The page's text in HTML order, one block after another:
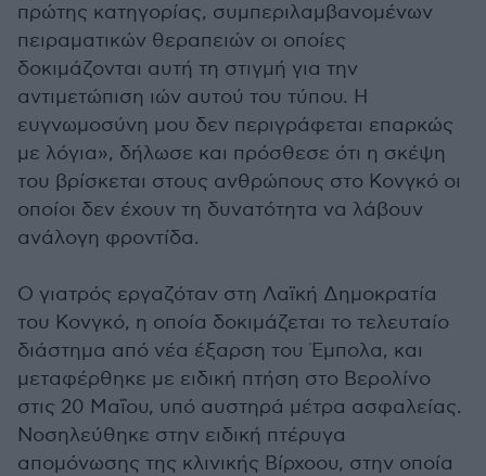
πρώτης κατηγορίας, συμπεριλαμβανομένων
πειραματικών θεραπειών οι οποίες
δοκιμάζονται αυτή τη στιγμή για την
αντιμετώπιση ιών αυτού του τύπου. Η
ευγνωμοσύνη μου δεν περιγράφεται επαρκώς
με λόγια», δήλωσε και πρόσθεσε ότι η σκέψη
του βρίσκεται στους ανθρώπους στο Κονγκό οι
οποίοι δεν έχουν τη δυνατότητα να λάβουν
ανάλογη φροντίδα.
Ο γιατρός εργαζόταν στη Λαϊκή Δημοκρατία
του Κονγκό, η οποία δοκιμάζεται το τελευταίο
διάστημα από νέα έξαρση του Έμπολα, και
μεταφέρθηκε με ειδική πτήση στο Βερολίνο
στις 20 Μαΐου, υπό αυστηρά μέτρα ασφαλείας.
Νοσηλεύθηκε στην ειδική πτέρυγα
απομόνωσης της κλινικής Βίρχοου, στην οποία